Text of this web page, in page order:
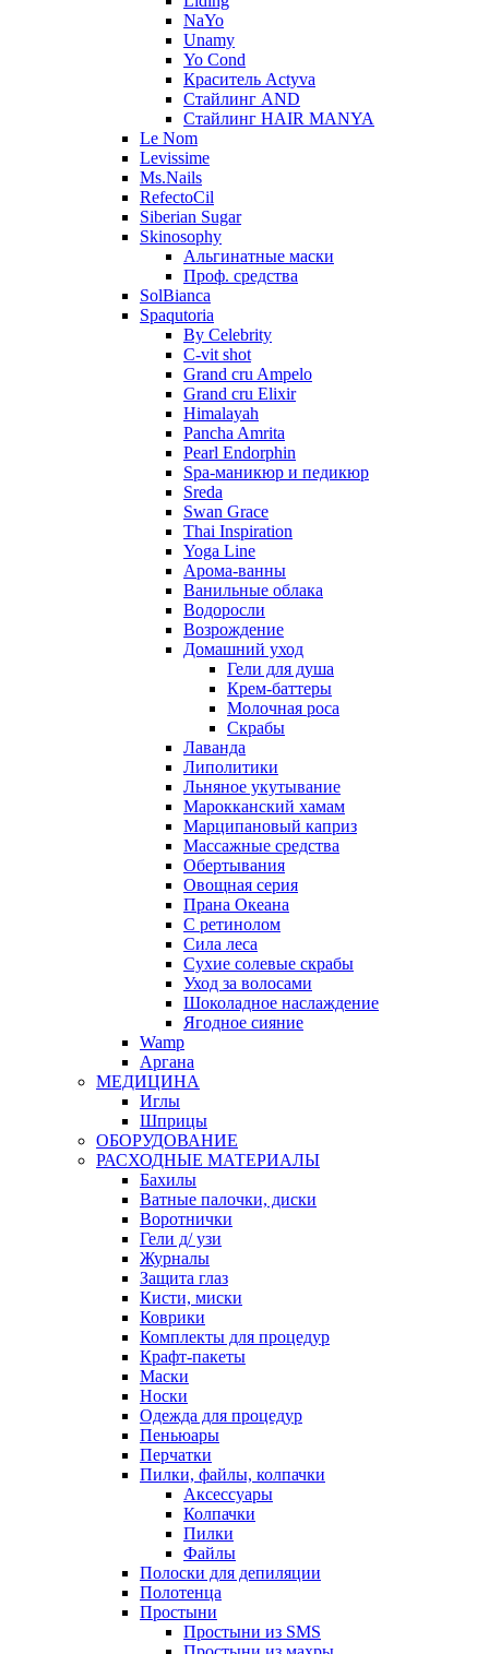
NaYo
Unamy
Yo Cond
Краситель Actyva
Стайлинг AND
Стайлинг HAIR MANYA
Le Nom
Levissime
Ms.Nails
RefectoCil
Siberian Sugar
Skinosophy
Альгинатные маски
Проф. средства
SolBianca
Spaqutoria
By Celebrity
C-vit shot
Grand cru Ampelo
Grand сru Elixir
Himalayah
Pancha Amrita
Pearl Endorphin
Spa-маникюр и педикюр
Sreda
Swan Grace
Thai Inspiration
Yoga Line
Арома-ванны
Ванильные облака
Водоросли
Возрождение
Домашний уход
Гели для душа
Крем-баттеры
Молочная роса
Скрабы
Лаванда
Липолитики
Льняное укутывание
Марокканский хамам
Марципановый каприз
Массажные средства
Обертывания
Овощная серия
Прана Океана
С ретинолом
Сила леса
Сухие солевые скрабы
Уход за волосами
Шоколадное наслаждение
Ягодное сияние
Wamp
Аргана
МЕДИЦИНА
Иглы
Шприцы
ОБОРУДОВАНИЕ
РАСХОДНЫЕ МАТЕРИАЛЫ
Бахилы
Ватные палочки, диски
Воротнички
Гели д/ узи
Журналы
Защита глаз
Кисти, миски
Коврики
Комплекты для процедур
Крафт-пакеты
Маски
Носки
Одежда для процедур
Пеньюары
Перчатки
Пилки, файлы, колпачки
Аксессуары
Колпачки
Пилки
Файлы
Полоски для депиляции
Полотенца
Простыни
Простыни из SMS